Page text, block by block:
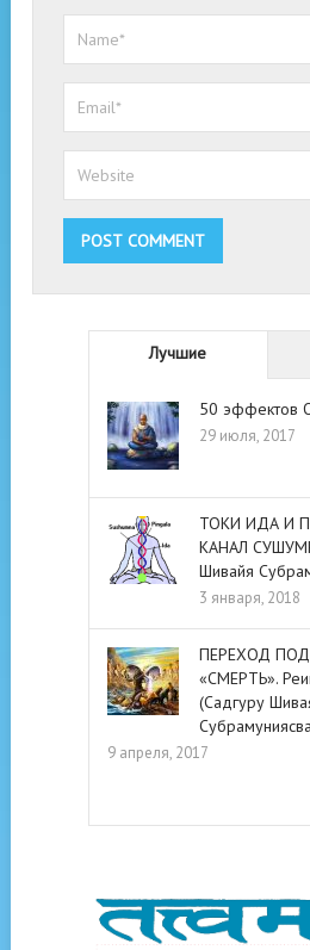
Лучшие
50 эффектов
29 июля, 2017
ТОКИ ИДА И
КАНАЛ
Шивайя
3 января, 2018
ПЕРЕХОД
«СМЕРТЬ».
(Садгуру
9 апреля, 2017